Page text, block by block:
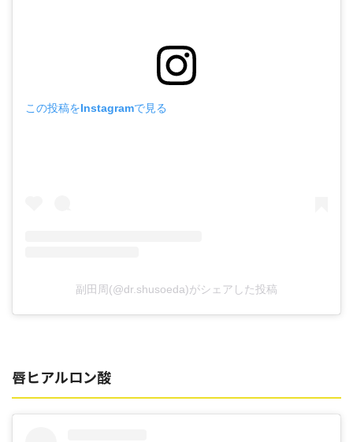
この投稿をInstagramで見る
副田周(@dr.shusoeda)がシェアした投稿
唇ヒアルロン酸